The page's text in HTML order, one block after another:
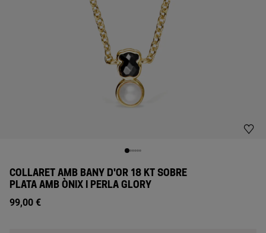
COLLARET AMB BANY D'OR 18 KT SOBRE
PLATA AMB ÒNIX I PERLA GLORY
99,00 €